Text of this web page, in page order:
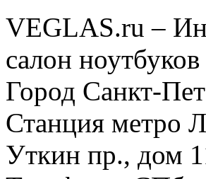
VEGLAS.ru –
салон
Город Санкт-
Станция метро
Уткин пр., дом